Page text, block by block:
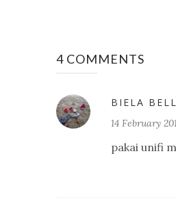
4 COMMENTS
BIELA BELL
14 February
pakai unifi